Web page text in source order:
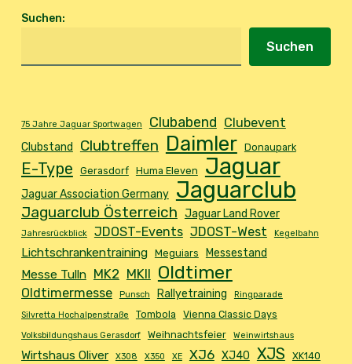
Suchen:
Suchen
75 Jahre Jaguar Sportwagen Clubabend Clubevent
Clubstand Clubtreffen Daimler Donaupark
E-Type Gerasdorf Huma Eleven Jaguar
Jaguar Association Germany Jaguarclub
Jaguarclub Österreich Jaguar Land Rover
Jahresrückblick JDOST-Events JDOST-West Kegelbahn
Lichtschrankentraining Meguiars Messestand
Messe Tulln MK2 MKII Oldtimer
Oldtimermesse Punsch Rallyetraining
Ringparade
Silvretta Hochalpenstraße
Tombola Vienna Classic Days
Volksbildungshaus Gerasdorf Weihnachtsfeier Weinwirtshaus
Wirtshaus Oliver X308 X350 XE XJ6 XJ40 XJS
XK140